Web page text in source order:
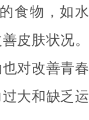
食物，如水
皮肤状况。
对改善青春
大和缺乏运